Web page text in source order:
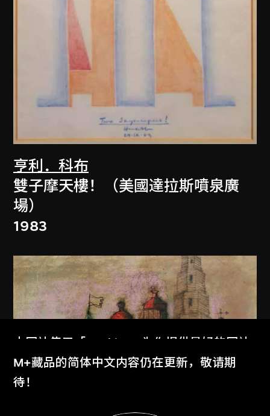
亨利．科布
雙子摩天樓！（美國達拉斯噴泉廣
場）
1983
本网站使用「Cookies」为你提供最好的网站
体验。
了解更多
M+藏品的简体中文内容仍在更新，敬请期
待！